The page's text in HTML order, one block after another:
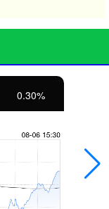
0.30%